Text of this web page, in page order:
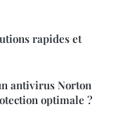
rapides et
antivirus Norton
optimale ?